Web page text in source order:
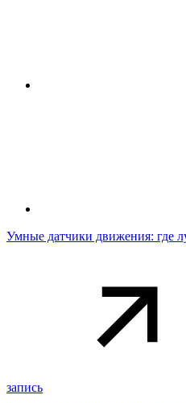
Умные датчики движения: где
запись